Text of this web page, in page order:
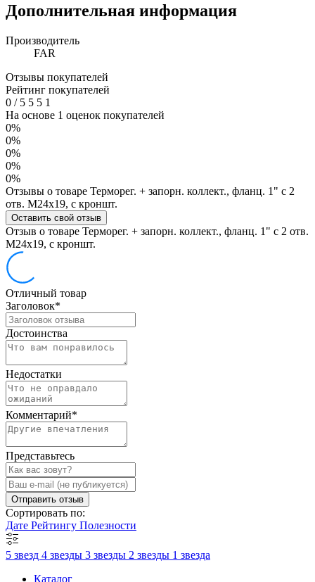
Дополнительная информация
Производитель
FAR
Отзывы покупателей
Рейтинг покупателей
0 /5 5 5 1
На основе 1 оценок покупателей
0%
0%
0%
0%
0%
Отзывы о товаре Терморег. + запорн. коллект., фланц. 1" с 2
отв. М24х19, с кроншт.
Оставить свой отзыв
Отзыв о товаре Терморег. + запорн. коллект., фланц. 1" с 2 отв.
М24х19, с кроншт.
Отличный товар
Заголовок*
Достоинства
Недостатки
Комментарий*
Представьтесь
Отправить отзыв
Сортировать по:
Дате Рейтингу Полезности
5 звезд 4 звезды 3 звезды 2 звезды 1 звезда
Каталог